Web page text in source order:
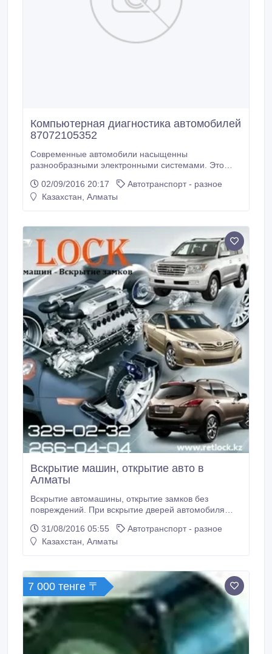
Компьютерная диагностика автомобилей
87072105352
Современные автомобили насыщенны
разнообразными электронными системами. Это
диагностики как компьютерная, способной
эффективно и быстро определить основные
Компьютерная диагностика автомобиля – это
процесс, при котором происходит чтение кодов
неисправностей на основных узлах, стирание этих
кодов и последующая их коррекция.
02/09/2016 20:17
Автотранспорт - разное
Казахстан, Алматы
Вскрытие машин, открытие авто в
Алматы
Вскрытие автомашины, открытие замков без
повреждений. При вскрытие дверей автомобиля
что при вскрытии автомобиля используется
специальный инструмент. ----------------------------------
31/08/2016 05:55
Автотранспорт - разное
Казахстан, Алматы
7 000 тенге 〒